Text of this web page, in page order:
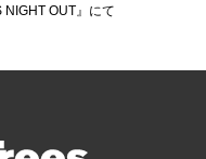
NIGHT OUT』にて